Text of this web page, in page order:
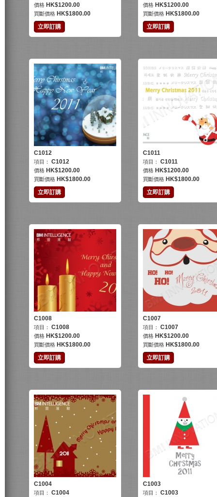
價格 HK$1200.00
買斷價格 HK$1800.00
立即訂購
價格 HK$1200.00
買斷價格 HK$1800.00
立即訂購
C1012
項目： C1012
價格 HK$1200.00
買斷價格 HK$1800.00
立即訂購
C1011
項目： C1011
價格 HK$1200.00
買斷價格 HK$1800.00
立即訂購
C1008
項目： C1008
價格 HK$1200.00
買斷價格 HK$1800.00
立即訂購
C1007
項目： C1007
價格 HK$1200.00
買斷價格 HK$1800.00
立即訂購
C1004
項目： C1004
C1003
項目： C1003